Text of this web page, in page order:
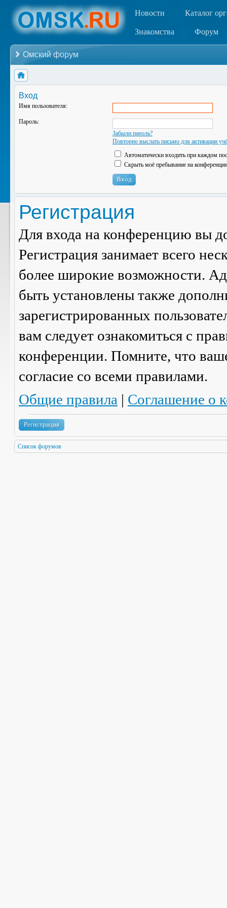
Новости Каталог
Знакомства Форум
Омский форум
Вход
Имя пользователя:
Пароль:
Забыли пароль?
Повторно выслать письмо для активации
Автоматически входить при каждом
Скрыть моё пребывание на
Регистрация
Для входа на конференцию вы
Регистрация занимает всего
более широкие возможности.
быть установлены также
зарегистрированных
вам следует ознакомиться с
конференции. Помните, что
согласие со всеми правилами.
Общие правила | Соглашение о
Регистрация
Список форумов